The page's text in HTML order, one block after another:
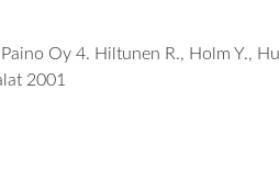
Oy 4. Hiltunen R., Holm Y.,
2001